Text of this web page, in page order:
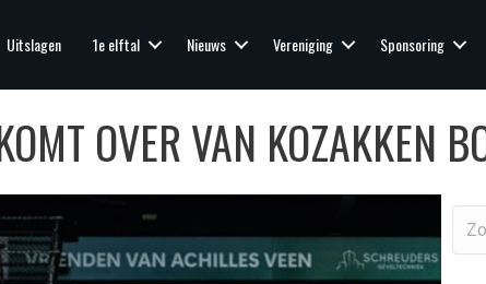
Uitslagen 1e elftal Nieuws Vereniging Sponsoring
OVER VAN KOZAKKEN